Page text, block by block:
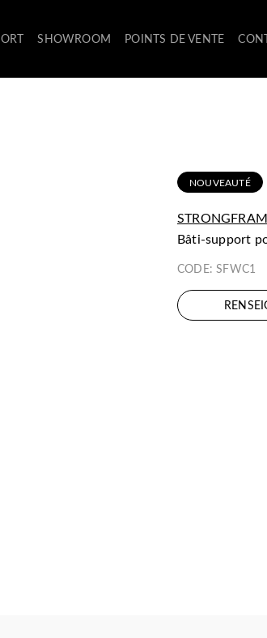
SHOWROOM POINTS DE VENTE
NOUVEAUTÉ
bâti-support
CODE:SFWC1